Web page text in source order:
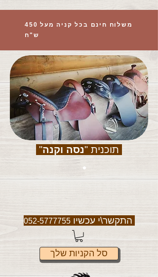
משלוח חינם בכל קניה מעל 450
ש"ח
תוכנית "נסה וקנה"
התקשר\י עכשיו052-5777755
סל הקניות שלך